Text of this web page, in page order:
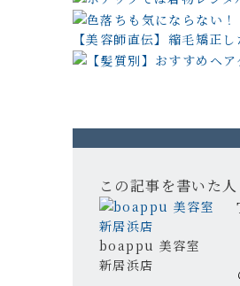
【美容師直伝】縮毛矯正
この記事を書いた人
boappu 美容室
新居浜店